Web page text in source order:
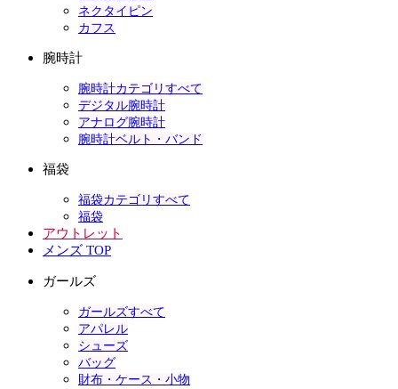
ネクタイピン
カフス
腕時計
腕時計カテゴリすべて
デジタル腕時計
アナログ腕時計
腕時計ベルト・バンド
福袋
福袋カテゴリすべて
福袋
アウトレット
メンズ TOP
ガールズ
ガールズすべて
アパレル
シューズ
バッグ
財布・ケース・小物